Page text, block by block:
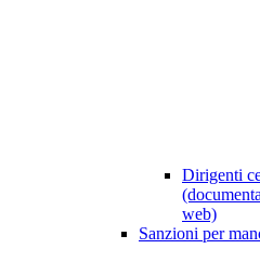
Dirigenti
web)
Sanzioni per